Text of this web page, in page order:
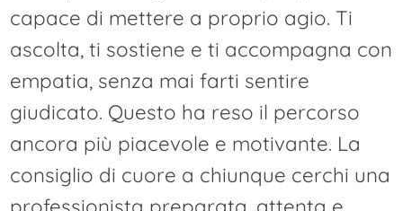
capace di mettere a proprio agio. Ti
ascolta, ti sostiene e ti accompagna con
empatia, senza mai farti sentire
giudicato. Questo ha reso il percorso
ancora più piacevole e motivante. La
consiglio di cuore a chiunque cerchi una